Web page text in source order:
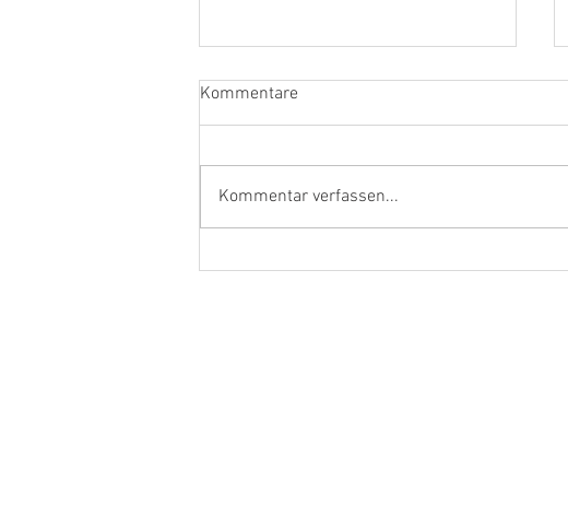
Kommentare
Kommentar verfassen...